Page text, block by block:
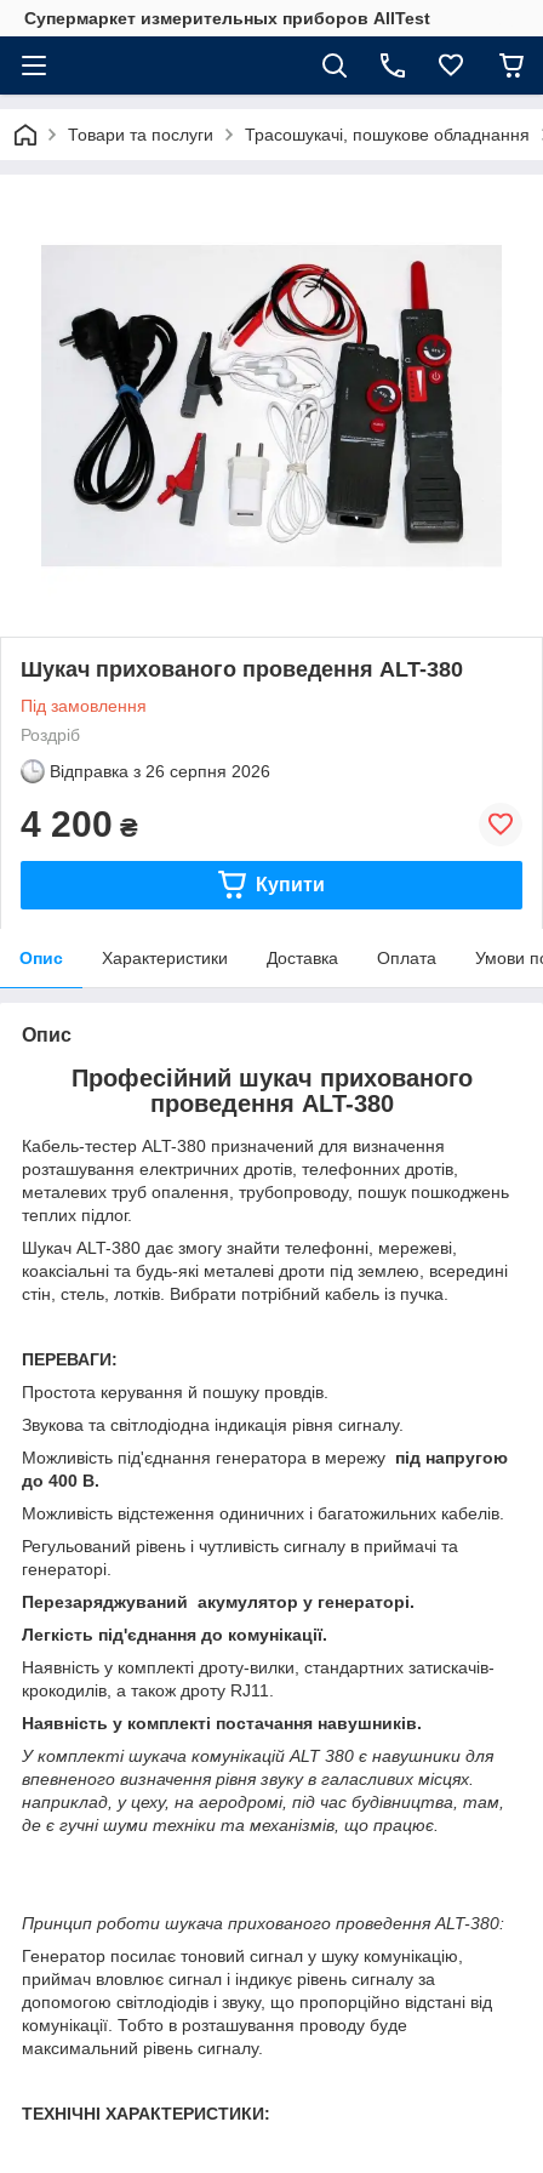
Супермаркет измерительных приборов AllTest
Товари та послуги Трасошукачі, пошукове обладнання
Шукач прихованого проведення ALT-380
Під замовлення
Роздріб
Відправка з 26 серпня 2026
4 200 ₴
Купити
Опис Характеристики Доставка Оплата Умови
Опис
Професійний шукач прихованого
проведення ALT-380
Кабель-тестер ALT-380 призначений для визначення
розташування електричних дротів, телефонних дротів,
металевих труб опалення, трубопроводу, пошук пошкоджень
теплих підлог.
Шукач ALT-380 дає змогу знайти телефонні, мережеві,
коаксіальні та будь-які металеві дроти під землею, всередині
стін, стель, лотків. Вибрати потрібний кабель із пучка.
ПЕРЕВАГИ:
Простота керування й пошуку провдів.
Звукова та світлодіодна індикація рівня сигналу.
Можливість під'єднання генератора в мережу під напругою
до 400 В.
Можливість відстеження одиничних і багатожильних кабелів.
Регульований рівень і чутливість сигналу в приймачі та
генераторі.
Перезаряджуваний акумулятор у генераторі.
Легкість під'єднання до комунікації.
Наявність у комплекті дроту-вилки, стандартних затискачів-
крокодилів, а також дроту RJ11.
Наявність у комплекті постачання навушників.
У комплекті шукача комунікаційALT 380 є навушники для
впевненого визначення рівня звуку в галасливих місцях.
наприклад, у цеху, на аеродромі, під час будівництва, там,
де є гучні шуми техніки та механізмів, що працює.
Принцип роботи шукача прихованого проведенняALT-380:
Генератор посилає тоновий сигнал у шуку комунікацію,
приймач вловлює сигнал і індикує рівень сигналу за
допомогою світлодіодів і звуку, що пропорційно відстані від
комунікації. Тобто в розташування проводу буде
максимальний рівень сигналу.
ТЕХНІЧНІ ХАРАКТЕРИСТИКИ: